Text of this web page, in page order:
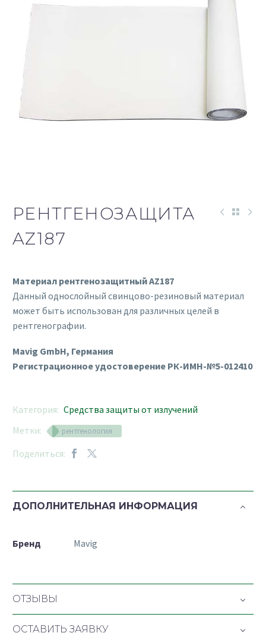
РЕНТГЕНОЗАЩИТА
AZ187
Материал рентгенозащитный AZ187
Данный однослойный свинцово-резиновый материал
может быть использован для различных целей в
рентгенографии.
Mavig GmbH, Германия
Регистрационное удостоверение РК-ИМН-№5-012410
Категория: Средства защиты от излучений
Метки:
рентгенология
Поделиться:
ДОПОЛНИТЕЛЬНАЯ ИНФОРМАЦИЯ
Бренд Mavig
ОТЗЫВЫ
ОСТАВИТЬ ЗАЯВКУ